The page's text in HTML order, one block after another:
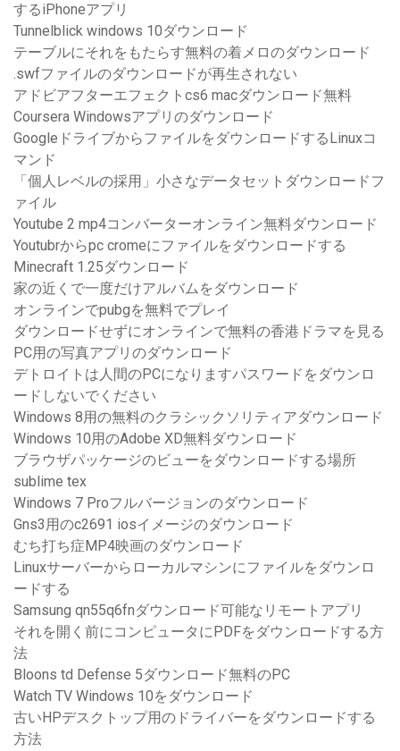
するiPhoneアプリ
Tunnelblick windows 10ダウンロード
テーブルにそれをもたらす無料の着メロのダウンロード
.swfファイルのダウンロードが再生されない
アドビアフターエフェクトcs6 macダウンロード無料
Coursera Windowsアプリのダウンロード
GoogleドライブからファイルをダウンロードするLinuxコ
マンド
「個人レベルの採用」小さなデータセットダウンロードフ
ァイル
Youtube 2 mp4コンバーターオンライン無料ダウンロード
Youtubrからpc cromeにファイルをダウンロードする
Minecraft 1.25ダウンロード
家の近くで一度だけアルバムをダウンロード
オンラインでpubgを無料でプレイ
ダウンロードせずにオンラインで無料の香港ドラマを見る
PC用の写真アプリのダウンロード
デトロイトは人間のPCになりますパスワードをダウンロ
ードしないでください
Windows 8用の無料のクラシックソリティアダウンロード
Windows 10用のAdobe XD無料ダウンロード
ブラウザパッケージのビューをダウンロードする場所
sublime tex
Windows 7 Proフルバージョンのダウンロード
Gns3用のc2691 iosイメージのダウンロード
むち打ち症MP4映画のダウンロード
Linuxサーバーからローカルマシンにファイルをダウンロ
ードする
Samsung qn55q6fnダウンロード可能なリモートアプリ
それを開く前にコンピュータにPDFをダウンロードする方
法
Bloons td Defense 5ダウンロード無料のPC
Watch TV Windows 10をダウンロード
古いHPデスクトップ用のドライバーをダウンロードする
方法